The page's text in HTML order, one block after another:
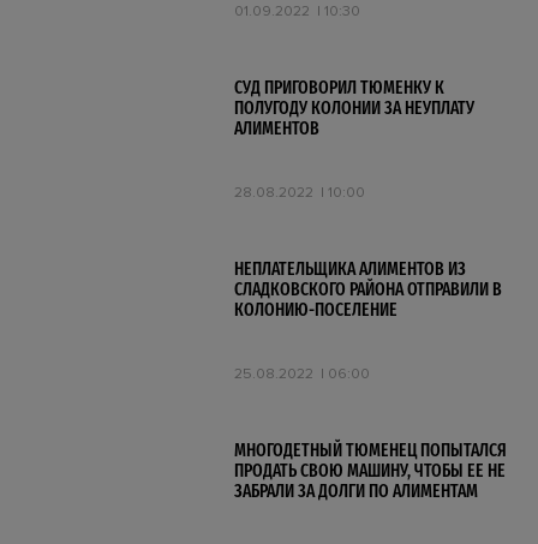
01.09.2022 10:30
СУД ПРИГОВОРИЛ ТЮМЕНКУ К
ПОЛУГОДУ КОЛОНИИ ЗА НЕУПЛАТУ
АЛИМЕНТОВ
28.08.2022 10:00
НЕПЛАТЕЛЬЩИКА АЛИМЕНТОВ ИЗ
СЛАДКОВСКОГО РАЙОНА ОТПРАВИЛИ В
КОЛОНИЮ-ПОСЕЛЕНИЕ
25.08.2022 06:00
МНОГОДЕТНЫЙ ТЮМЕНЕЦ ПОПЫТАЛСЯ
ПРОДАТЬ СВОЮ МАШИНУ, ЧТОБЫ ЕЕ НЕ
ЗАБРАЛИ ЗА ДОЛГИ ПО АЛИМЕНТАМ